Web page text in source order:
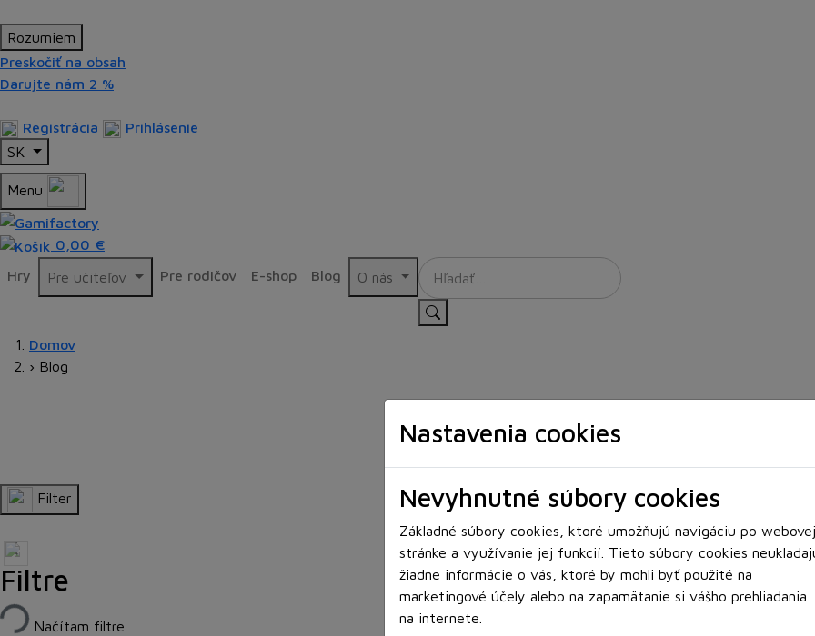
Rozumiem
Preskočiť na obsah
Darujte nám 2 %
Registrácia
Prihlásenie
SK
Menu
0,00 €
Hry
Pre učiteľov Pre rodičov E-shop Blog O nás
Nastavenia cookies
Nevyhnutné súbory cookies
Základné súbory cookies, ktoré umožňujú navigáciu po webovej
stránke a využívanie jej funkcií. Tieto súbory cookies
žiadne informácie o vás, ktoré by mohli byť použité na
marketingové účely alebo na zapamätanie si vášho prehliadania
na internete.
Domov
› Blog
Blog
Filter
Filtre
Načítam filtre